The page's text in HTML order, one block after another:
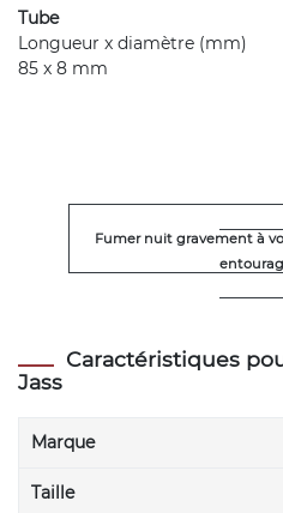
Tube
Longueur x diamètre (mm)
85 x 8 mm
Fumer nuit gravement à
Caractéristiques
Jass
Marque
Taille